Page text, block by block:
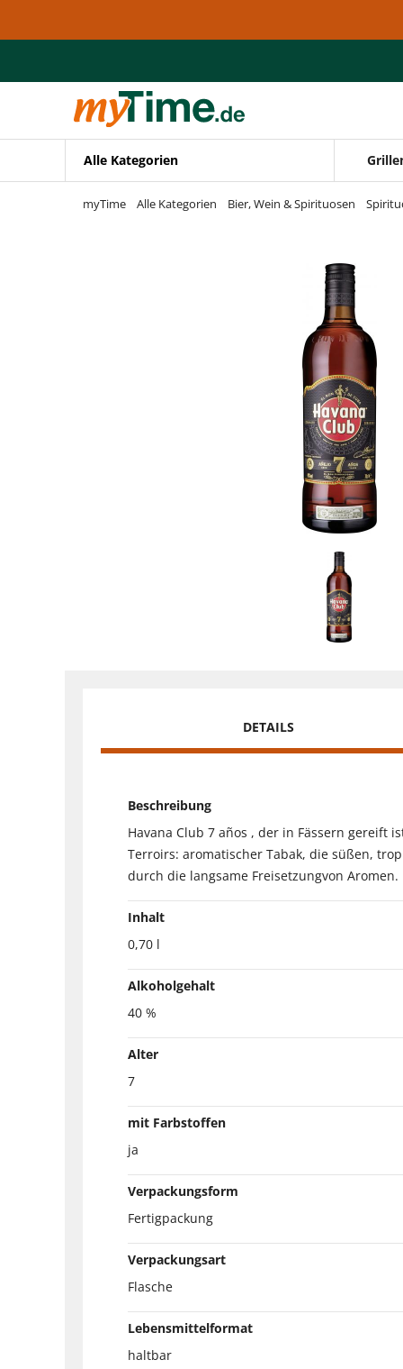
Zur Navigation springen
Alle Kategorien
myTime Alle Kategorien Bier, Wein & Spirituosen
DETAILS
Beschreibung
Havana Club 7 años , der in Fässern gereift
Terroirs: aromatischer Tabak, die süßen,
durch die langsame Freisetzungvon Aromen.
Inhalt
0,70 l
Alkoholgehalt
40 %
Alter
7
mit Farbstoffen
ja
Verpackungsform
Fertigpackung
Verpackungsart
Flasche
Lebensmittelformat
haltbar